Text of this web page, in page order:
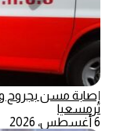
إصابة مسن بجروح
ترمسعيا
6 أغسطس، 2026